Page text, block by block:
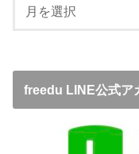
freedu LINE公式ア